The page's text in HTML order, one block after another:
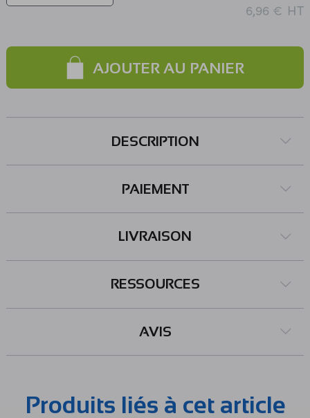
6,96 € HT
AJOUTER AU PANIER
DESCRIPTION
PAIEMENT
LIVRAISON
RESSOURCES
AVIS
Produits liés à cet article